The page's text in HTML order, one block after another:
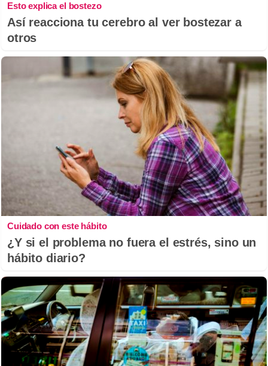
Esto explica el bostezo
Así reacciona tu cerebro al ver bostezar a
otros
Cuidado con este hábito
¿Y si el problema no fuera el estrés, sino un
hábito diario?